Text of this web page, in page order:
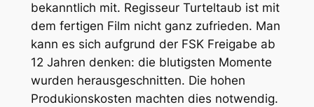
bekanntlich mit. Regisseur Turteltaub ist mit
dem fertigen Film nicht ganz zufrieden. Man
kann es sich aufgrund der FSK Freigabe ab
12 Jahren denken: die blutigsten Momente
wurden herausgeschnitten. Die hohen
Produkionskosten machten dies notwendig.